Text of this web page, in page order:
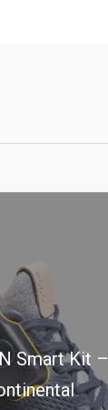
Smart Kit –